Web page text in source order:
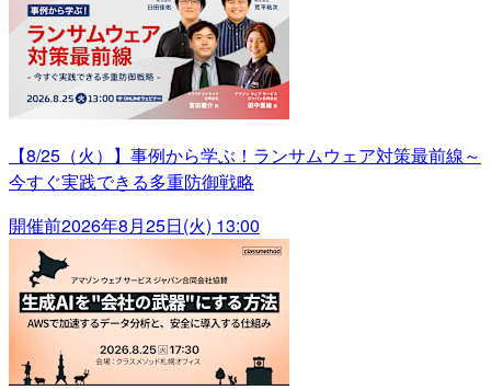
【8/25（火）】事例から学ぶ！ランサムウェア対策最前線～
今すぐ実践できる多重防御戦略
開催前2026年8月25日(火) 13:00